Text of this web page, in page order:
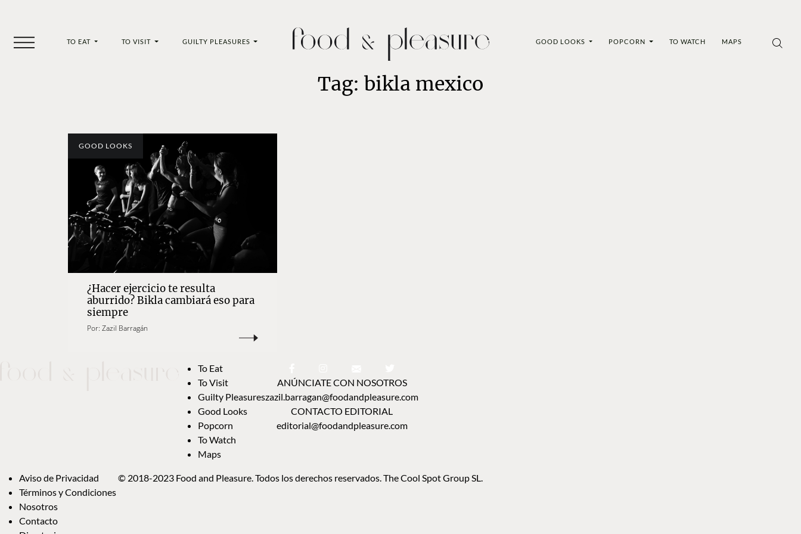
TO EAT TO VISIT GUILTY PLEASURES GOOD LOOKS POPCORN TO WATCH MAPS
Tag: bikla mexico
GOOD LOOKS
¿Hacer ejercicio te resulta
aburrido? Bikla cambiará eso para
siempre
Por: Zazil Barragán
To Eat
To Visit
Guilty Pleasures
Good Looks
Popcorn
To Watch
Maps
ANÚNCIATE CON NOSOTROS
zazil.barragan@foodandpleasure.com
CONTACTO EDITORIAL
editorial@foodandpleasure.com
Aviso de Privacidad
Términos y Condiciones
Nosotros
Contacto
© 2018-2023 Food and Pleasure. Todos los derechos reservados. The Cool Spot Group SL.